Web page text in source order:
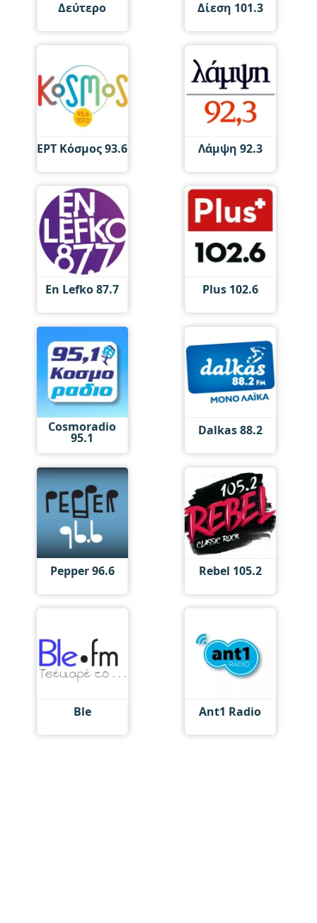
Δεύτερο Δίεση 101.3
ΕΡΤ Κόσμος 93.6 Λάμψη 92.3
En Lefko 87.7 Plus 102.6
Cosmoradio
95.1 Dalkas 88.2
Pepper 96.6 Rebel 105.2
Ble Ant1 Radio